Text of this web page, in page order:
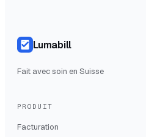
Lumabill
Fait avec soin en Suisse
PRODUIT
Facturation